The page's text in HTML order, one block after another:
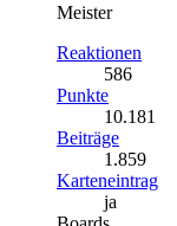
Meister
Reaktionen
586
Punkte
10.181
Beiträge
1.859
Karteneintrag
ja